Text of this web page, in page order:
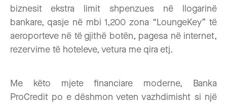
biznesit ekstra limit shpenzues në llogarinë
bankare, qasje në mbi 1,200 zona “LoungeKey” të
aeroporteve në të gjithë botën, pagesa në internet,
rezervime të hoteleve, vetura me qira etj.
Me këto mjete financiare moderne, Banka
ProCredit po e dëshmon veten vazhdimisht si një